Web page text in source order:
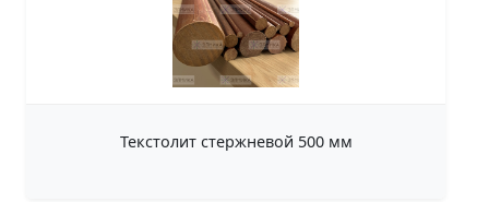
Текстолит стержневой 500 мм